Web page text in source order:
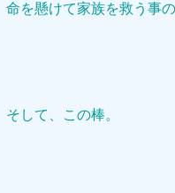
命を懸けて家族を救う事
そして、この棒。